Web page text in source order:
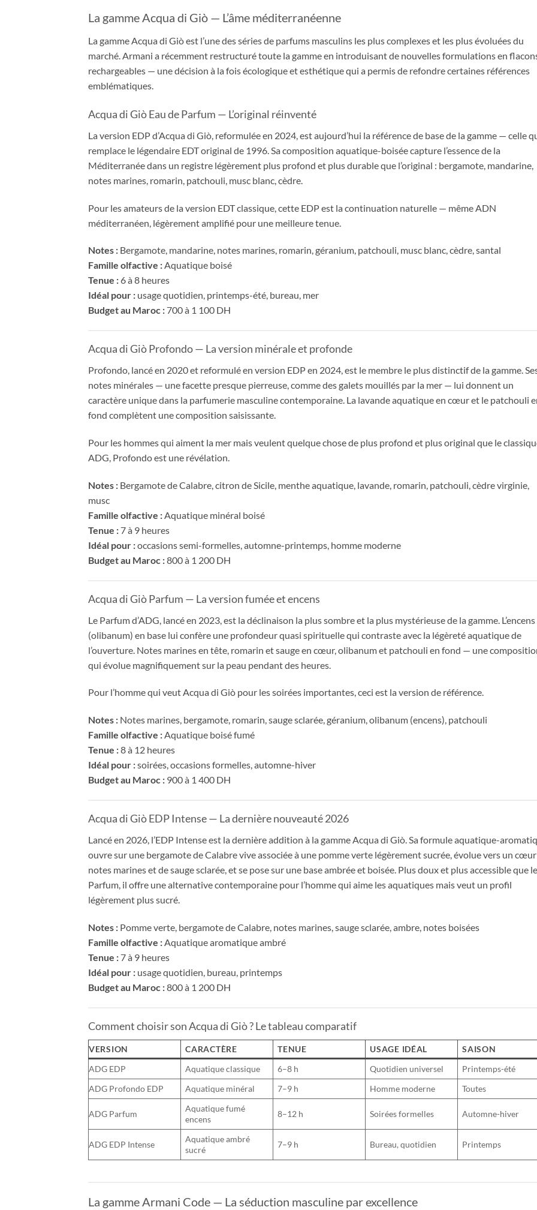
La gamme Acqua di Giò — L’âme méditerranéenne
La gamme Acqua di Giò est l’une des séries de parfums masculins les plus complexes et les plus évoluées du
marché. Armani a récemment restructuré toute la gamme en introduisant de nouvelles formulations en
rechargeables — une décision à la fois écologique et esthétique qui a permis de refondre certaines références
emblématiques.
Acqua di Giò Eau de Parfum — L’original réinventé
La version EDP d’Acqua di Giò, reformulée en 2024, est aujourd’hui la référence de base de la gamme — celle
remplace le légendaire EDT original de 1996. Sa composition aquatique-boisée capture l’essence de la
Méditerranée dans un registre légèrement plus profond et plus durable que l’original : bergamote, mandarine,
notes marines, romarin, patchouli, musc blanc, cèdre.
Pour les amateurs de la version EDT classique, cette EDP est la continuation naturelle — même ADN
méditerranéen, légèrement amplifié pour une meilleure tenue.
Notes : Bergamote, mandarine, notes marines, romarin, géranium, patchouli, musc blanc, cèdre, santal
Famille olfactive :Aquatique boisé
Tenue : 6 à 8 heures
Idéal pour : usage quotidien, printemps-été, bureau, mer
Budget au Maroc : 700 à 1 100 DH
Acqua di Giò Profondo — La version minérale et profonde
Profondo, lancé en 2020 et reformulé en version EDP en 2024, est le membre le plus distinctif de la gamme.
notes minérales — une facette presque pierreuse, comme des galets mouillés par la mer — lui donnent un
caractère unique dans la parfumerie masculine contemporaine. La lavande aquatique en cœur et le patchouli
fond complètent une composition saisissante.
Pour les hommes qui aiment la mer mais veulent quelque chose de plus profond et plus original que le
ADG, Profondo est une révélation.
Notes : Bergamote de Calabre, citron de Sicile, menthe aquatique, lavande, romarin, patchouli, cèdre virginie,
musc
Famille olfactive :Aquatique minéral boisé
Tenue : 7 à 9 heures
Idéal pour :occasions semi-formelles, automne-printemps, homme moderne
Budget au Maroc :800 à 1 200 DH
Acqua di Giò Parfum — La version fumée et encens
Le Parfum d’ADG, lancé en 2023, est la déclinaison la plus sombre et la plus mystérieuse de la gamme. L’encens
(olibanum) en base lui confère une profondeur quasi spirituelle qui contraste avec la légèreté aquatique de
l’ouverture. Notes marines en tête, romarin et sauge en cœur, olibanum et patchouli en fond — une
qui évolue magnifiquement sur la peau pendant des heures.
Pour l’homme qui veut Acqua di Giò pour les soirées importantes, ceci est la version de référence.
Notes : Notes marines, bergamote, romarin, sauge sclarée, géranium, olibanum (encens), patchouli
Famille olfactive :Aquatique boisé fumé
Tenue :8 à 12 heures
Idéal pour :soirées, occasions formelles, automne-hiver
Budget au Maroc : 900 à 1 400 DH
Acqua di Giò EDP Intense — La dernière nouveauté 2026
Lancé en 2026, l’EDP Intense est la dernière addition à la gamme Acqua di Giò. Sa formule aquatique-
ouvre sur une bergamote de Calabre vive associée à une pomme verte légèrement sucrée, évolue vers un
notes marines et de sauge sclarée, et se pose sur une base ambrée et boisée. Plus doux et plus accessible que le
Parfum, il offre une alternative contemporaine pour l’homme qui aime les aquatiques mais veut un profil
légèrement plus sucré.
Notes : Pomme verte, bergamote de Calabre, notes marines, sauge sclarée, ambre, notes boisées
Famille olfactive :Aquatique aromatique ambré
Tenue : 7 à 9 heures
Idéal pour : usage quotidien, bureau, printemps
Budget au Maroc :800 à 1 200 DH
Comment choisir son Acqua di Giò ? Le tableau comparatif
VERSION CARACTÈRE TENUE USAGE IDÉAL
SAISON
ADG EDP
Aquatique classique 6–8 h Quotidien universel
Printemps-été
ADG Profondo EDP
Aquatique minéral 7–9 h Homme moderne Toutes
ADG Parfum
Aquatique fumé
encens
8–12 h Soirées formelles Automne-hiver
ADG EDP Intense
Aquatique ambré
sucré
7–9 h Bureau, quotidien Printemps
La gamme Armani Code — La séduction masculine par excellence